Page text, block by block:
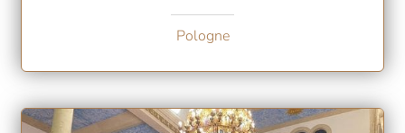
Pologne